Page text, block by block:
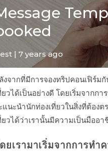
| 7 years ago
งจากที่มีการจองทริปคอนเฟิร์ม
ยวได้เป็นอย่างดี โดยเริ่มจากก
แนะนำนักท่องเที่ยวในสิ่งที่ต้อง
ยวได้ว่าเรานั้นมีความเป็นมืออา
ยเรามาเริ่มจากการท